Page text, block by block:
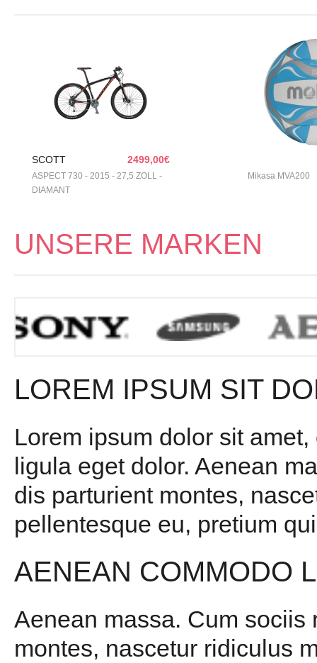
SCOTT 2499,00€
ASPECT 730 - 2015 - 27,5 ZOLL -
DIAMANT
Mikasa MVA200
UNSERE MARKEN
LOREM IPSUM SIT
Lorem ipsum dolor sit
ligula eget dolor. Aenean
dis parturient montes,
pellentesque eu, pretium
AENEAN COMMODO
Aenean massa. Cum
montes, nascetur ridiculus